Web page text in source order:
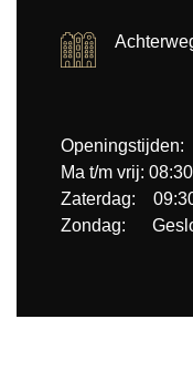
Openingstijden:
Ma t/m vrij:
Zaterdag:
Zondag: